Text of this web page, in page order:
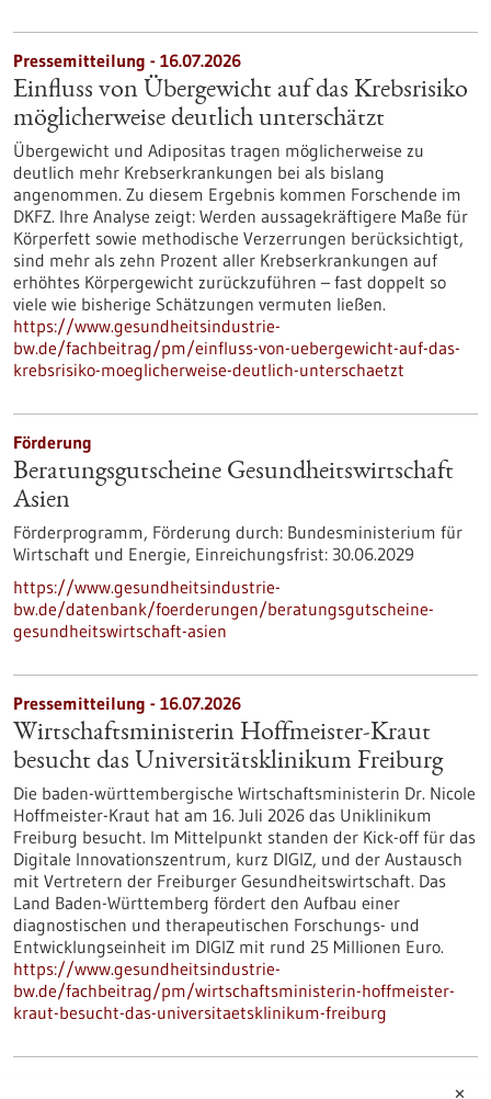
Pressemitteilung - 16.07.2026
Einfluss von Übergewicht auf das Krebsrisiko
möglicherweise deutlich unterschätzt
Übergewicht und Adipositas tragen möglicherweise zu
deutlich mehr Krebserkrankungen bei als bislang
angenommen. Zu diesem Ergebnis kommen Forschende im
DKFZ. Ihre Analyse zeigt: Werden aussagekräftigere Maße für
Körperfett sowie methodische Verzerrungen berücksichtigt,
sind mehr als zehn Prozent aller Krebserkrankungen auf
erhöhtes Körpergewicht zurückzuführen – fast doppelt so
viele wie bisherige Schätzungen vermuten ließen.
https://www.gesundheitsindustrie-
bw.de/fachbeitrag/pm/einfluss-von-uebergewicht-auf-das-
krebsrisiko-moeglicherweise-deutlich-unterschaetzt
Förderung
Beratungsgutscheine Gesundheitswirtschaft
Asien
Förderprogramm, Förderung durch: Bundesministerium für
Wirtschaft und Energie, Einreichungsfrist: 30.06.2029
https://www.gesundheitsindustrie-
bw.de/datenbank/foerderungen/beratungsgutscheine-
gesundheitswirtschaft-asien
Pressemitteilung - 16.07.2026
Wirtschaftsministerin Hoffmeister-Kraut
besucht das Universitätsklinikum Freiburg
Die baden-württembergische Wirtschaftsministerin Dr. Nicole
Hoffmeister-Kraut hat am 16. Juli 2026 das Uniklinikum
Freiburg besucht. Im Mittelpunkt standen der Kick-off für das
Digitale Innovationszentrum, kurz DIGIZ, und der Austausch
mit Vertretern der Freiburger Gesundheitswirtschaft. Das
Land Baden-Württemberg fördert den Aufbau einer
diagnostischen und therapeutischen Forschungs- und
Entwicklungseinheit im DIGIZ mit rund 25 Millionen Euro.
https://www.gesundheitsindustrie-
bw.de/fachbeitrag/pm/wirtschaftsministerin-hoffmeister-
kraut-besucht-das-universitaetsklinikum-freiburg
✕